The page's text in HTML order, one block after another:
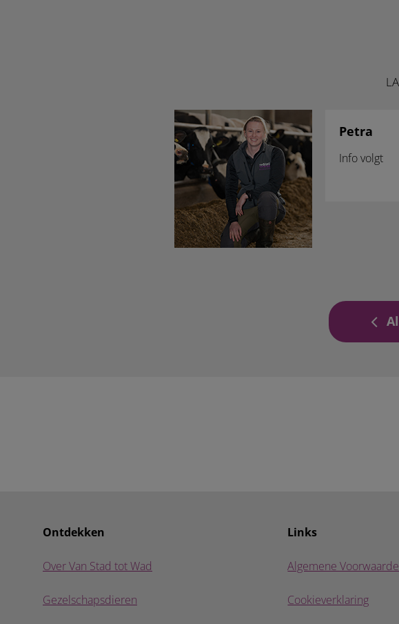
Petra
Info volgt
Ontdekken
Over Van Stad tot Wad
Gezelschapsdieren
Links
Algemene
Cookieverklaring